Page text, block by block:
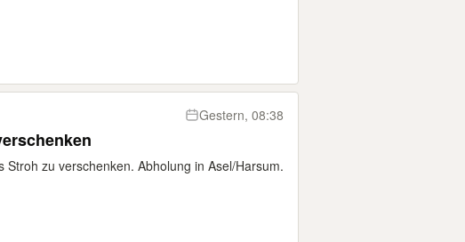
Gestern, 08:38
Stroh zu verschenken. Abholung in Asel/Harsum.